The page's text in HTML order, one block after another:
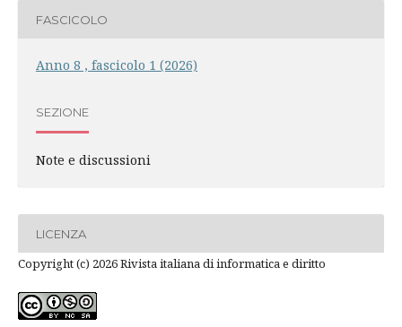
FASCICOLO
Anno 8 , fascicolo 1 (2026)
SEZIONE
Note e discussioni
LICENZA
Copyright (c) 2026 Rivista italiana di informatica e diritto